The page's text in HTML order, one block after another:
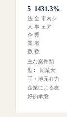
5
法
人
企
業
数
14
全
事
業
者
数
31.3%
市内シ
ェア
主な案件類
型: 同業大
手・地元有力
企業による友
好的承継